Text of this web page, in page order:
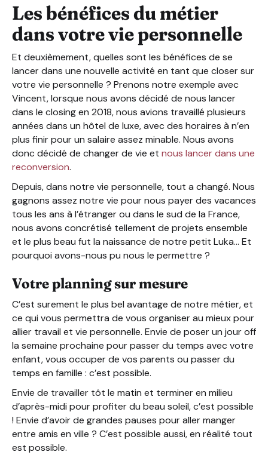
Les bénéfices du métier
dans votre vie personnelle
Et deuxièmement, quelles sont les bénéfices de se
lancer dans une nouvelle activité en tant que closer sur
votre vie personnelle ? Prenons notre exemple avec
Vincent, lorsque nous avons décidé de nous lancer
dans le closing en 2018, nous avions travaillé plusieurs
années dans un hôtel de luxe, avec des horaires à n’en
plus finir pour un salaire assez minable. Nous avons
donc décidé de changer de vie et nous lancer dans une
reconversion.
Depuis, dans notre vie personnelle, tout a changé. Nous
gagnons assez notre vie pour nous payer des vacances
tous les ans à l’étranger ou dans le sud de la France,
nous avons concrétisé tellement de projets ensemble
et le plus beau fut la naissance de notre petit Luka… Et
pourquoi avons-nous pu nous le permettre ?
Votre planning sur mesure
C’est surement le plus bel avantage de notre métier, et
ce qui vous permettra de vous organiser au mieux pour
allier travail et vie personnelle. Envie de poser un jour off
la semaine prochaine pour passer du temps avec votre
enfant, vous occuper de vos parents ou passer du
temps en famille : c’est possible.
Envie de travailler tôt le matin et terminer en milieu
d’après-midi pour profiter du beau soleil, c’est possible
! Envie d’avoir de grandes pauses pour aller manger
entre amis en ville ? C’est possible aussi, en réalité tout
est possible.